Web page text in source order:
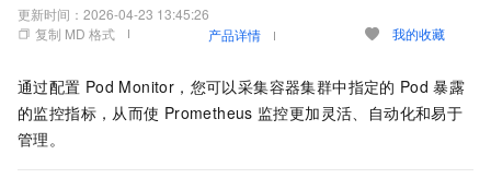
更新时间： 2026-04-23 13:45:26
复制 MD 格式
产品详情 我的收藏
通过配置 Pod Monitor，您可以采集容器集群中指定的 Pod 暴露
的监控指标，从而使 Prometheus 监控更加灵活、自动化和易于
管理。